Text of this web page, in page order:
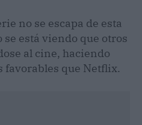
no se escapa de esta
está viendo que otros
al cine, haciendo
favorables que Netflix.